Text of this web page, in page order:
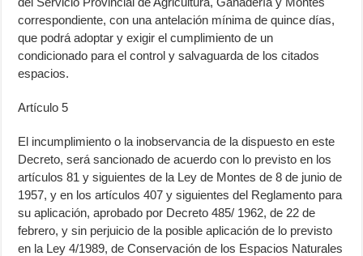
correspondiente, con una antelación mínima de quince días,
que podrá adoptar y exigir el cumplimiento de un
condicionado para el control y salvaguarda de los citados
espacios.
Artículo 5
El incumplimiento o la inobservancia de la dispuesto en este
Decreto, será sancionado de acuerdo con lo previsto en los
artículos 81 y siguientes de la Ley de Montes de 8 de junio de
1957, y en los artículos 407 y siguientes del Reglamento para
su aplicación, aprobado por Decreto 485/ 1962, de 22 de
febrero, y sin perjuicio de la posible aplicación de lo previsto
en la Ley 4/1989, de Conservación de los Espacios Naturales